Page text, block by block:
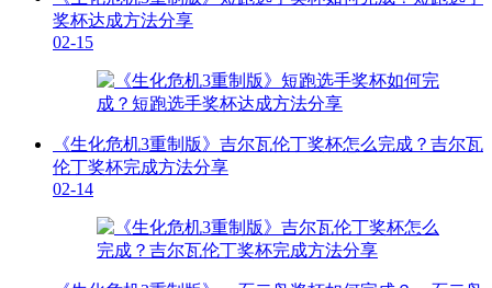
奖杯达成方法分享
02-15
《生化危机3重制版》吉尔瓦伦丁奖杯怎么完成？吉尔瓦
伦丁奖杯完成方法分享
02-14